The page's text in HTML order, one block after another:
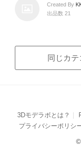
Created By
出品数 21
同じカ
3Dモデラボとは？
プライバシーポリシ
©